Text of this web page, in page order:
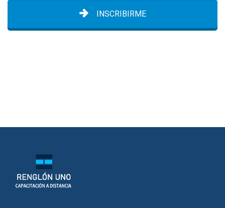
INSCRIBIRME